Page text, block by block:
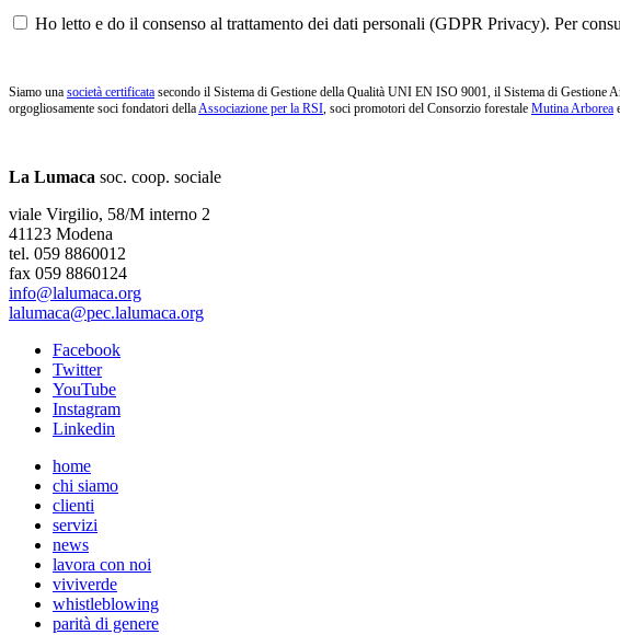
Ho letto e do il consenso al trattamento dei dati personali (GDPR Privacy). Per
Siamo una società certificata secondo il Sistema di Gestione della Qualità UNI EN ISO 9001, il Sistema di
orgogliosamente soci fondatori dellaAssociazione per la RSI, soci promotori del Consorzio forestale Mutina Arborea
La Lumaca soc. coop. sociale
viale Virgilio, 58/M interno 2
41123 Modena
tel. 059 8860012
fax 059 8860124
info@lalumaca.org
lalumaca@pec.lalumaca.org
Facebook
Twitter
YouTube
Instagram
Linkedin
home
chi siamo
clienti
servizi
news
lavora con noi
viviverde
whistleblowing
parità di genere